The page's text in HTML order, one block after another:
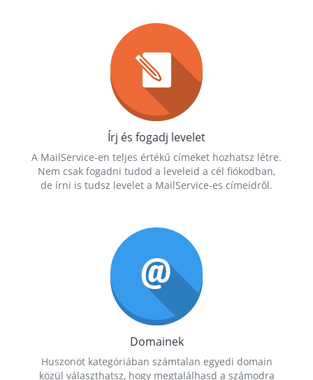
Írj és fogadj levelet
A MailService-en teljes értékű címeket hozhatsz létre.
Nem csak fogadni tudod a leveleid a cél fiókodban,
de írni is tudsz levelet a MailService-es címeidről.
Domainek
Huszonöt kategóriában számtalan egyedi domain
közül választhatsz, hogy megtalálhasd a számodra